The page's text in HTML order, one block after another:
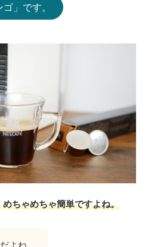
」です。
めちゃめちゃ簡単ですよね。